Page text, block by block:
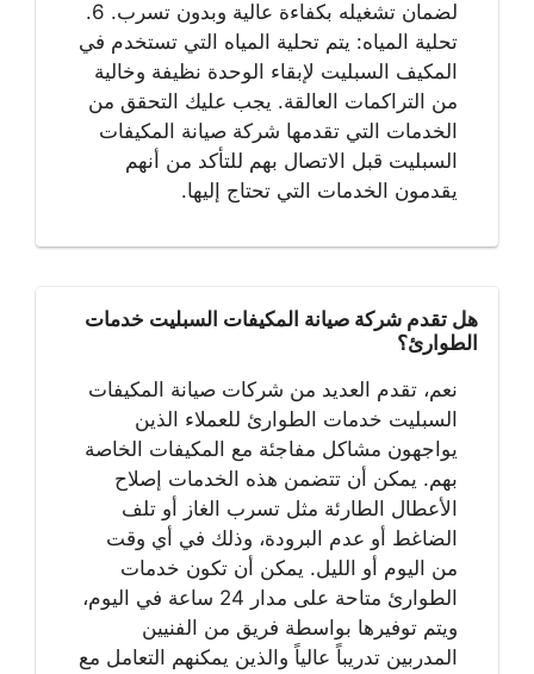
لضمان تشغيله بكفاءة عالية وبدون تسرب. 6.
تحلية المياه: يتم تحلية المياه التي تستخدم في
المكيف السبليت لإبقاء الوحدة نظيفة وخالية
من التراكمات العالقة. يجب عليك التحقق من
الخدمات التي تقدمها شركة صيانة المكيفات
السبليت قبل الاتصال بهم للتأكد من أنهم
يقدمون الخدمات التي تحتاج إليها.
هل تقدم شركة صيانة المكيفات السبليت خدمات
الطوارئ؟
نعم، تقدم العديد من شركات صيانة المكيفات
السبليت خدمات الطوارئ للعملاء الذين
يواجهون مشاكل مفاجئة مع المكيفات الخاصة
بهم. يمكن أن تتضمن هذه الخدمات إصلاح
الأعطال الطارئة مثل تسرب الغاز أو تلف
الضاغط أو عدم البرودة، وذلك في أي وقت
من اليوم أو الليل. يمكن أن تكون خدمات
الطوارئ متاحة على مدار 24 ساعة في اليوم،
ويتم توفيرها بواسطة فريق من الفنيين
المدربين تدريباً عالياً والذين يمكنهم التعامل مع